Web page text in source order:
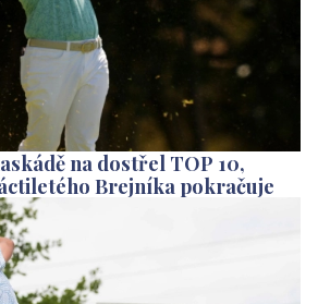
na dostřel TOP 10,
Brejníka pokračuje